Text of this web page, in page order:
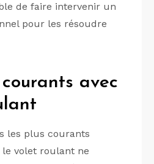
de faire intervenir un
pour les résoudre
avec
les plus courants
volet roulant ne